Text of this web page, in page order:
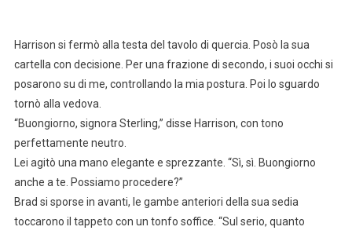
Harrison si fermò alla testa del tavolo di quercia. Posò la sua
cartella con decisione. Per una frazione di secondo, i suoi occhi si
posarono su di me, controllando la mia postura. Poi lo sguardo
tornò alla vedova.
“Buongiorno, signora Sterling,” disse Harrison, con tono
perfettamente neutro.
Lei agitò una mano elegante e sprezzante. “Sì, sì. Buongiorno
anche a te. Possiamo procedere?”
Brad si sporse in avanti, le gambe anteriori della sua sedia
toccarono il tappeto con un tonfo soffice. “Sul serio, quanto